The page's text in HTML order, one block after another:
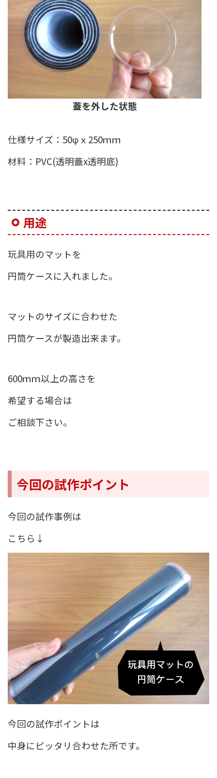
蓋を外した状態
仕様サイズ：50φｘ250ｍｍ
材料：PVC(透明蓋x透明底)
用途
玩具用のマットを
円筒ケースに入れました。
マットのサイズに合わせた
円筒ケースが製造出来ます。
600ｍｍ以上の高さを
希望する場合は
ご相談下さい。
今回の試作ポイント
今回の試作事例は
こちら↓
今回の試作ポイントは
中身にピッタリ合わせた所です。